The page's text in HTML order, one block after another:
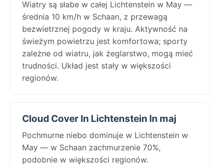
Wiatry są słabe w całej Lichtenstein w May —
średnia 10 km/h w Schaan, z przewagą
bezwietrznej pogody w kraju. Aktywność na
świeżym powietrzu jest komfortowa; sporty
zależne od wiatru, jak żeglarstwo, mogą mieć
trudności. Układ jest stały w większości
regionów.
Cloud Cover In Lichtenstein In maj
Pochmurne niebo dominuje w Lichtenstein w
May — w Schaan zachmurzenie 70%,
podobnie w większości regionów.